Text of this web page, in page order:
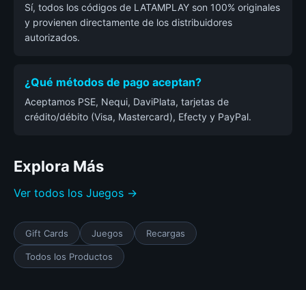
Sí, todos los códigos de LATAMPLAY son 100% originales
y provienen directamente de los distribuidores
autorizados.
¿Qué métodos de pago aceptan?
Aceptamos PSE, Nequi, DaviPlata, tarjetas de
crédito/débito (Visa, Mastercard), Efecty y PayPal.
Explora Más
Ver todos los Juegos →
Gift Cards Juegos Recargas
Todos los Productos